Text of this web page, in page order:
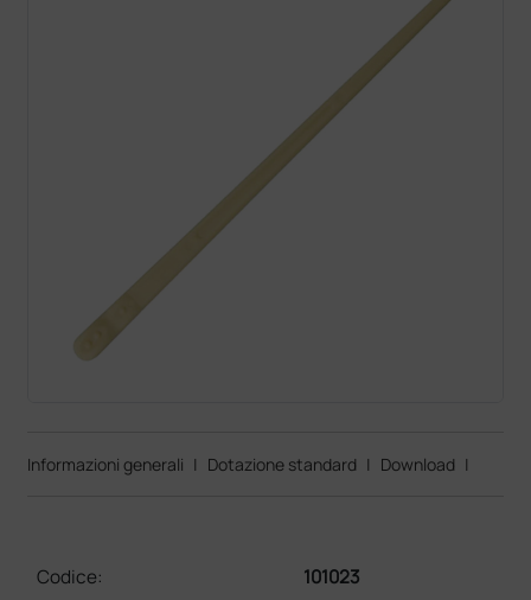
Informazioni generali | Dotazione standard | Download |
Codice:
101023